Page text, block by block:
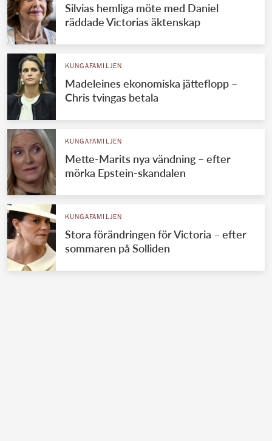
Silvias hemliga möte med Daniel
räddade Victorias äktenskap
KUNGAFAMILJEN
Madeleines ekonomiska jätteflopp –
Chris tvingas betala
KUNGAFAMILJEN
Mette-Marits nya vändning – efter
mörka Epstein-skandalen
KUNGAFAMILJEN
Stora förändringen för Victoria – efter
sommaren på Solliden